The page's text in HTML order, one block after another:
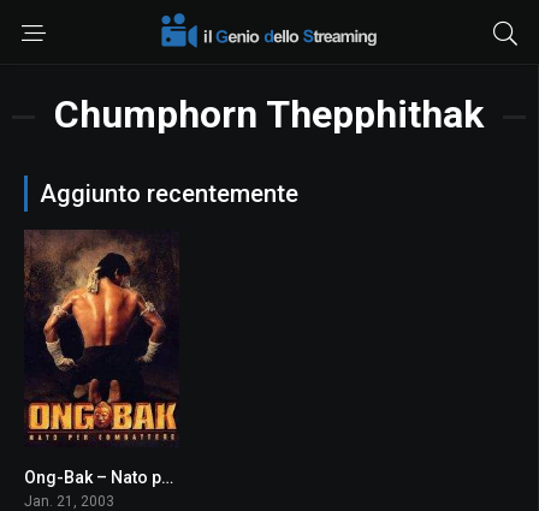
Chumphorn Thepphithak
Aggiunto recentemente
7.2Ong-Bak – Nato per combattere
Jan. 21, 2003